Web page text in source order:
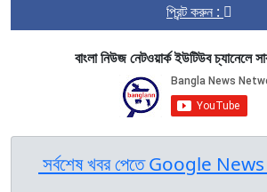
প্রিন্ট করুন :
বাংলা নিউজ নেটওয়ার্ক ইউটিউব চ্যানেলে
সর্বশেষ খবর পেতে Google